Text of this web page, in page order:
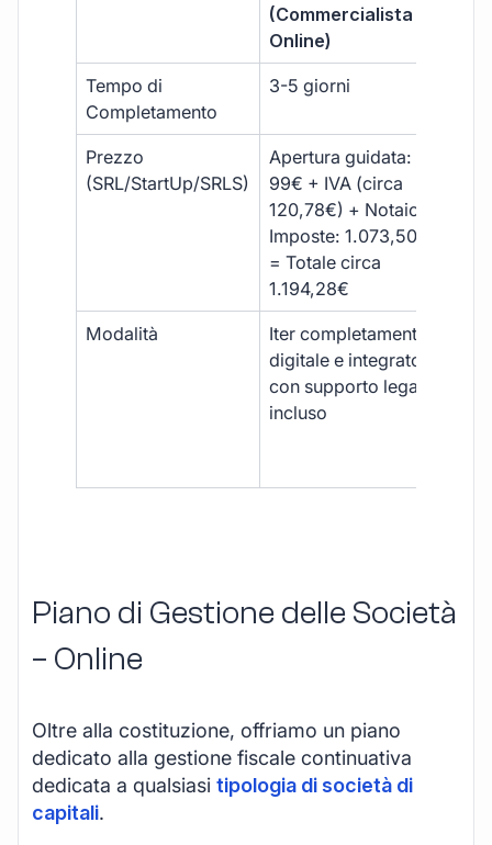
(Commercialista
Online)
Tempo di
Completamento
3-5 giorni
Prezzo
(SRL/StartUp/SRLS)
Apertura guidata:
99€ + IVA (circa
120,78€) + Notaio e
Imposte: 1.073,50€
= Totale circa
1.194,28€
Modalità
Iter completamente
digitale e integrato,
con supporto legale
incluso
Piano di Gestione delle Società
– Online
Oltre alla costituzione, offriamo un piano
dedicato alla gestione fiscale continuativa
dedicata a qualsiasi tipologia di società di
capitali.